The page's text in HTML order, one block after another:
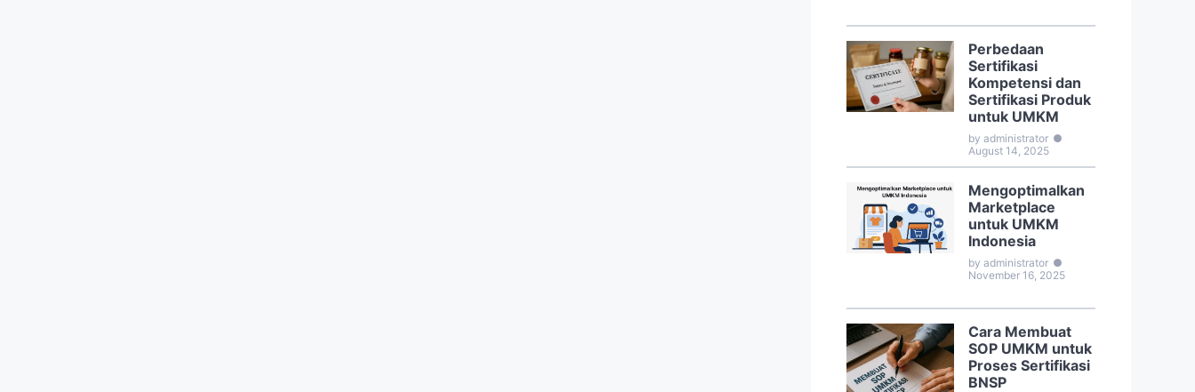
Perbedaan
Sertifikasi
Kompetensi dan
Sertifikasi Produk
untuk UMKM
by administrator ●
August 14, 2025
Mengoptimalkan
Marketplace
untuk UMKM
Indonesia
by administrator ●
November 16, 2025
Cara Membuat
SOP UMKM untuk
Proses Sertifikasi
BNSP